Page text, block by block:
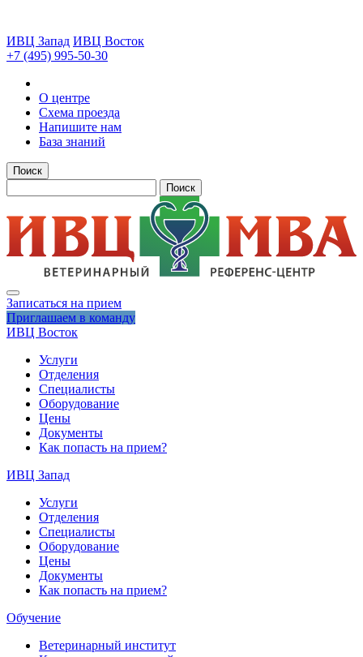
ИВЦ Запад ИВЦ Восток
+7 (495) 995-50-30
О центре
Схема проезда
Напишите нам
База знаний
Поиск
Поиск
Записаться на прием
Приглашаем в команду
ИВЦ Восток
Услуги
Отделения
Специалисты
Оборудование
Цены
Документы
Как попасть на прием?
ИВЦ Запад
Услуги
Отделения
Специалисты
Оборудование
Цены
Документы
Как попасть на прием?
Обучение
Ветеринарный институт